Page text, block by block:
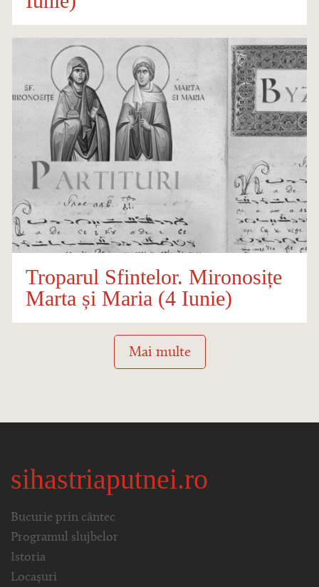
Troparul Sfintelor. Mironosițe
Marta și Maria (4 Iunie)
Mai multe
sihastriaputnei.ro
Bucurie prin cântec
Programul slujbelor
Istoria
Locașuri